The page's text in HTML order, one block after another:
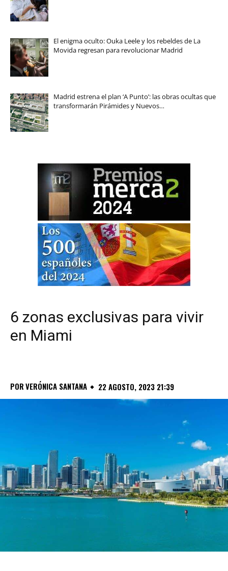
El enigma oculto: Ouka Leele y los rebeldes de La
Movida regresan para revolucionar Madrid
Madrid estrena el plan ‘A Punto’: las obras ocultas que
transformarán Pirámides y Nuevos…
6 zonas exclusivas para vivir
en Miami
PORVERÓNICA SANTANA 22 AGOSTO, 2023 21:39